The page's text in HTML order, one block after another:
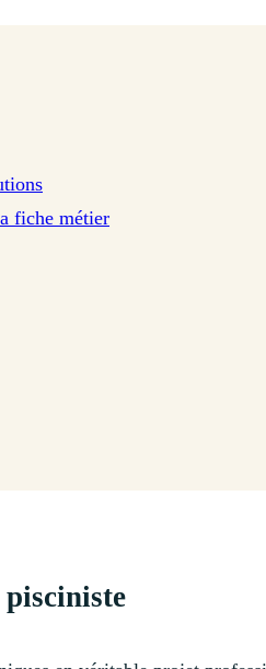
fiche métier